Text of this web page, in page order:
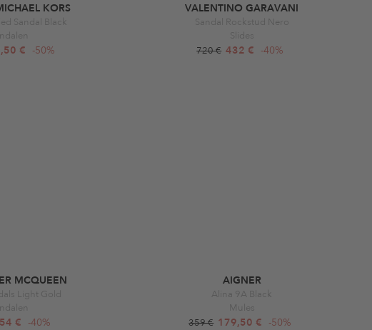
KORS
Sandal Black
€ -50%
VALENTINO GARAVANI
Sandal Rockstud Nero
Slides
720 € 432 € -40%
MCQUEEN
Light Gold
€ -40%
AIGNER
Alina 9A Black
Mules
359 € 179,50 € -50%